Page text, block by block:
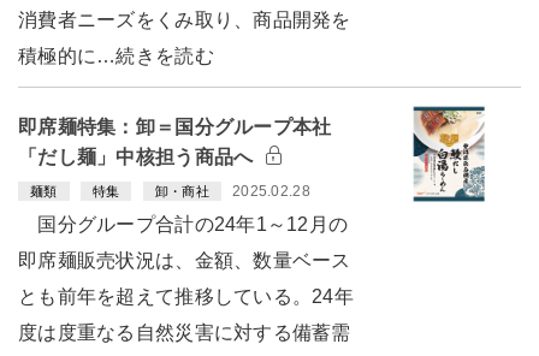
消費者ニーズをくみ取り、商品開発を
積極的に…続きを読む
即席麺特集：卸＝国分グループ本社
「だし麺」中核担う商品へ
麺類 特集 卸・商社 2025.02.28
国分グループ合計の24年1～12月の
即席麺販売状況は、金額、数量ベース
とも前年を超えて推移している。24年
度は度重なる自然災害に対する備蓄需